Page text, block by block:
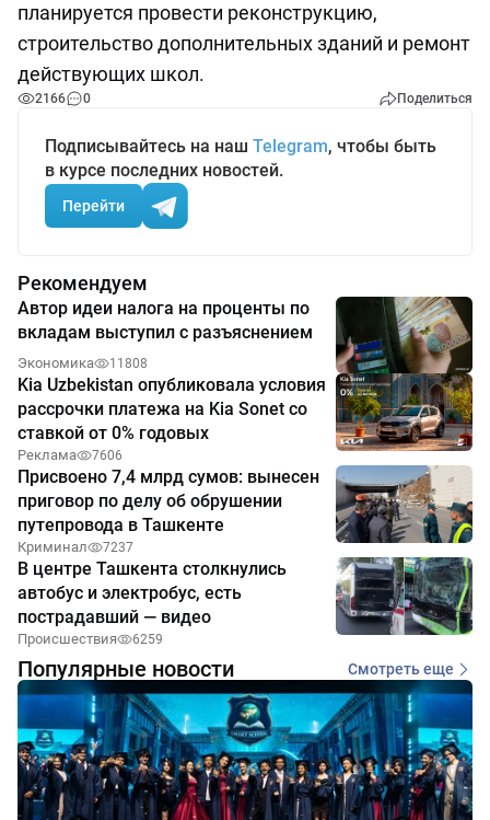
планируется провести реконструкцию,
строительство дополнительных зданий и ремонт
действующих школ.
2166 0 Поделиться
Подписывайтесь на наш Telegram, чтобы быть
в курсе последних новостей.
Перейти
Рекомендуем
Автор идеи налога на проценты по
вкладам выступил с разъяснением
Экономика 11808
Kia Uzbekistan опубликовала условия
рассрочки платежа на Kia Sonet со
ставкой от 0% годовых
Реклама 7606
Присвоено 7,4 млрд сумов: вынесен
приговор по делу об обрушении
путепровода в Ташкенте
Криминал 7237
В центре Ташкента столкнулись
автобус и электробус, есть
пострадавший — видео
Происшествия 6259
Популярные новости Смотреть еще